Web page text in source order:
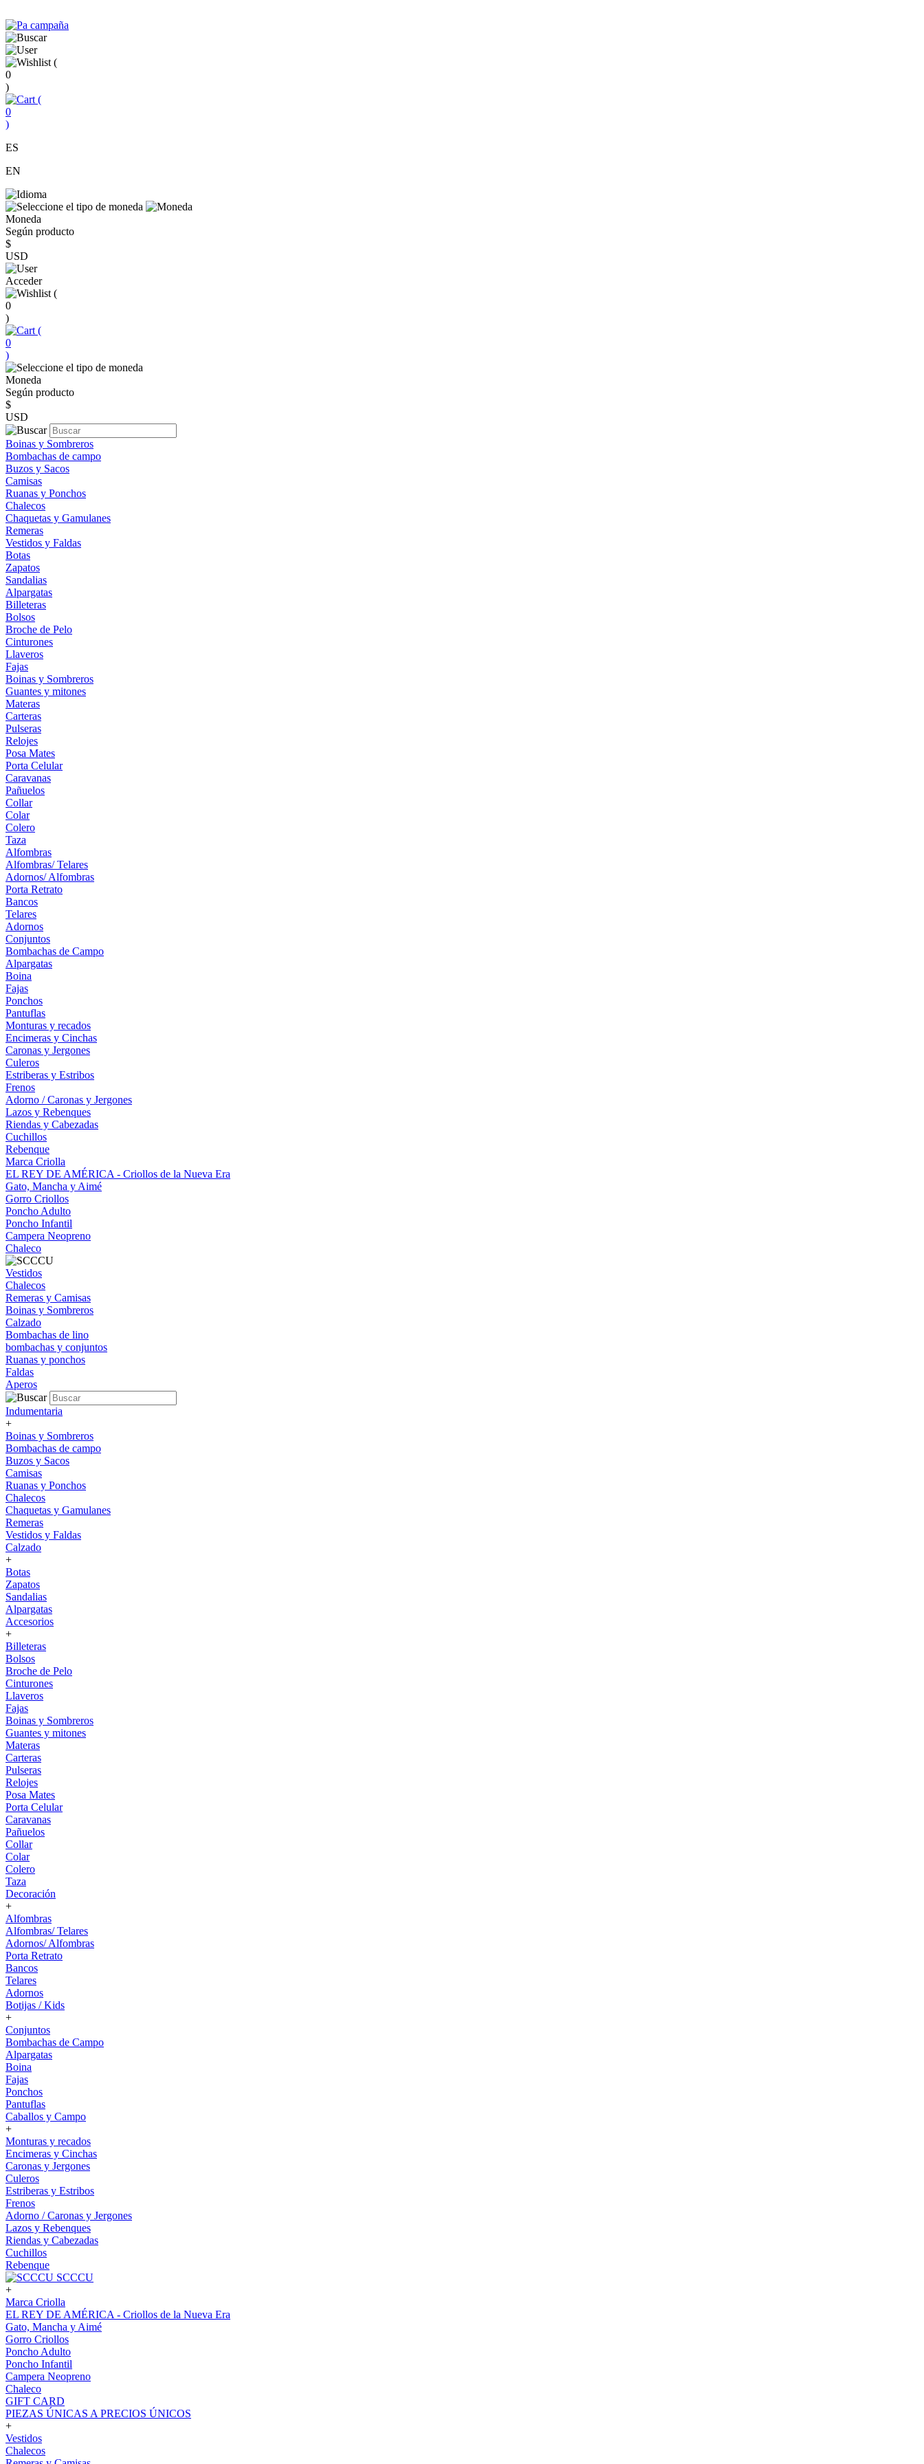
(
0
)
(
0
)
ES
EN
Moneda
Según producto
$
USD
Acceder
(
0
)
(
0
)
Moneda
Según producto
$
USD
Boinas y Sombreros
Bombachas de campo
Buzos y Sacos
Camisas
Ruanas y Ponchos
Chalecos
Chaquetas y Gamulanes
Remeras
Vestidos y Faldas
Botas
Zapatos
Sandalias
Alpargatas
Billeteras
Bolsos
Broche de Pelo
Cinturones
Llaveros
Fajas
Boinas y Sombreros
Guantes y mitones
Materas
Carteras
Pulseras
Relojes
Posa Mates
Porta Celular
Caravanas
Pañuelos
Collar
Colar
Colero
Taza
Alfombras
Alfombras/ Telares
Adornos/ Alfombras
Porta Retrato
Bancos
Telares
Adornos
Conjuntos
Bombachas de Campo
Alpargatas
Boina
Fajas
Ponchos
Pantuflas
Monturas y recados
Encimeras y Cinchas
Caronas y Jergones
Culeros
Estriberas y Estribos
Frenos
Adorno / Caronas y Jergones
Lazos y Rebenques
Riendas y Cabezadas
Cuchillos
Rebenque
Marca Criolla
EL REY DE AMÉRICA - Criollos de la Nueva Era
Gato, Mancha y Aimé
Gorro Criollos
Poncho Adulto
Poncho Infantil
Campera Neopreno
Chaleco
Vestidos
Chalecos
Remeras y Camisas
Boinas y Sombreros
Calzado
Bombachas de lino
bombachas y conjuntos
Ruanas y ponchos
Faldas
Aperos
Indumentaria
+
Boinas y Sombreros
Bombachas de campo
Buzos y Sacos
Camisas
Ruanas y Ponchos
Chalecos
Chaquetas y Gamulanes
Remeras
Vestidos y Faldas
Calzado
+
Botas
Zapatos
Sandalias
Alpargatas
Accesorios
+
Billeteras
Bolsos
Broche de Pelo
Cinturones
Llaveros
Fajas
Boinas y Sombreros
Guantes y mitones
Materas
Carteras
Pulseras
Relojes
Posa Mates
Porta Celular
Caravanas
Pañuelos
Collar
Colar
Colero
Taza
Decoración
+
Alfombras
Alfombras/ Telares
Adornos/ Alfombras
Porta Retrato
Bancos
Telares
Adornos
Botijas / Kids
+
Conjuntos
Bombachas de Campo
Alpargatas
Boina
Fajas
Ponchos
Pantuflas
Caballos y Campo
+
Monturas y recados
Encimeras y Cinchas
Caronas y Jergones
Culeros
Estriberas y Estribos
Frenos
Adorno / Caronas y Jergones
Lazos y Rebenques
Riendas y Cabezadas
Cuchillos
Rebenque
SCCCU
+
Marca Criolla
EL REY DE AMÉRICA - Criollos de la Nueva Era
Gato, Mancha y Aimé
Gorro Criollos
Poncho Adulto
Poncho Infantil
Campera Neopreno
Chaleco
GIFT CARD
PIEZAS ÚNICAS A PRECIOS ÚNICOS
+
Vestidos
Chalecos